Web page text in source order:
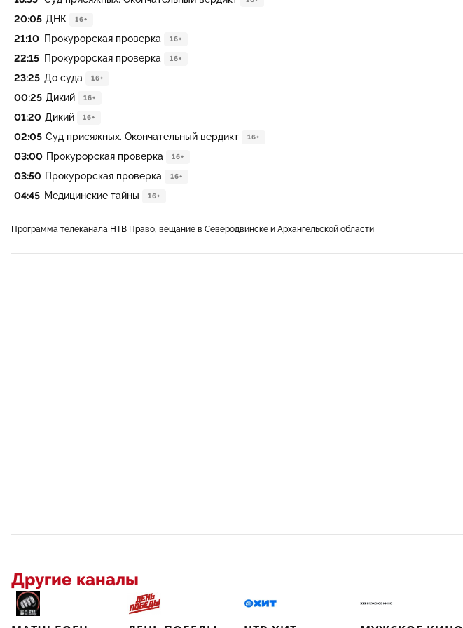
20:05 ДНК 16+
21:10 Прокурорская проверка 16+
22:15 Прокурорская проверка 16+
23:25 До суда 16+
00:25 Дикий 16+
01:20 Дикий 16+
02:05 Суд присяжных. Окончательный вердикт 16+
03:00 Прокурорская проверка 16+
03:50 Прокурорская проверка 16+
04:45 Медицинские тайны 16+
Программа телеканала НТВ Право, вещание в Северодвинске и Архангельской области
Другие каналы